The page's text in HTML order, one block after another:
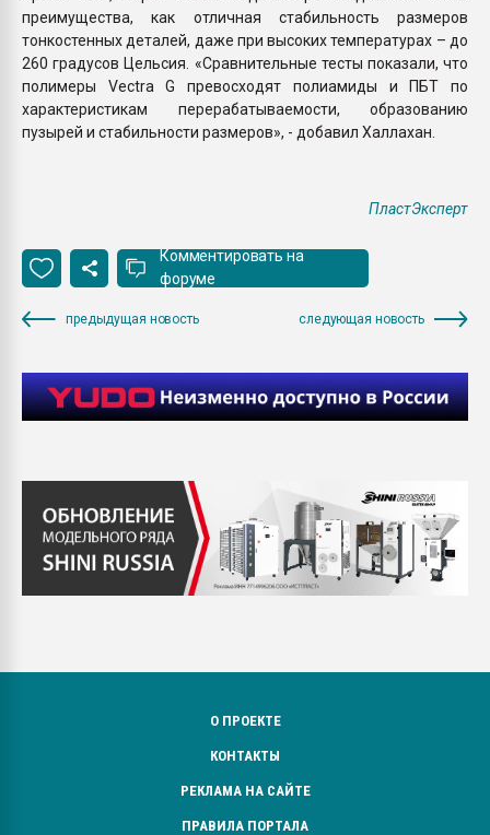
преимущества, как отличная стабильность размеров
тонкостенных деталей, даже при высоких температурах – до
260 градусов Цельсия. «Сравнительные тесты показали, что
полимеры Vectra G превосходят полиамиды и ПБТ по
характеристикам перерабатываемости, образованию
пузырей и стабильности размеров», - добавил Халлахан.
ПластЭксперт
Комментировать на
форуме
предыдущая новость следующая новость
О ПРОЕКТЕ
КОНТАКТЫ
РЕКЛАМА НА САЙТЕ
ПРАВИЛА ПОРТАЛА